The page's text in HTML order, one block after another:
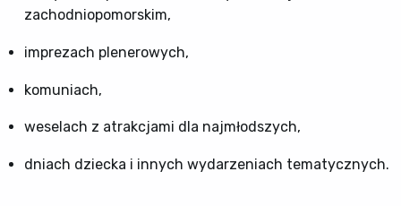
zachodniopomorskim,
imprezach plenerowych,
komuniach,
weselach z atrakcjami dla najmłodszych,
dniach dziecka i innych wydarzeniach tematycznych.